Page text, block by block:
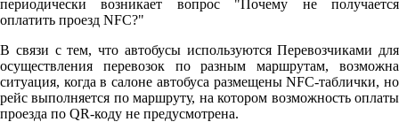
периодически возникает вопрос "Почему не получается
оплатить проезд NFC?"
В связи с тем, что автобусы используются Перевозчиками для
осуществления перевозок по разным маршрутам, возможна
ситуация, когда в салоне автобуса размещены NFC-таблички, но
рейс выполняется по маршруту, на котором возможность оплаты
проезда по QR-коду не предусмотрена.